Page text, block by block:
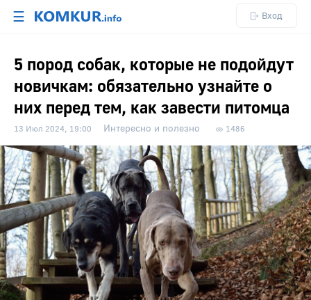
☰ Вход
5 пород собак, которые не подойдут
новичкам: обязательно узнайте о
них перед тем, как завести питомца
13 Июл 2024, 19:00 Интересно и полезно 1486